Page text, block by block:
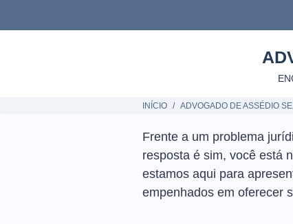
INÍCIO ADVOGADO DE ASSÉDIO
Frente a um problema
resposta é sim, você está
estamos aqui para
empenhados em oferecer